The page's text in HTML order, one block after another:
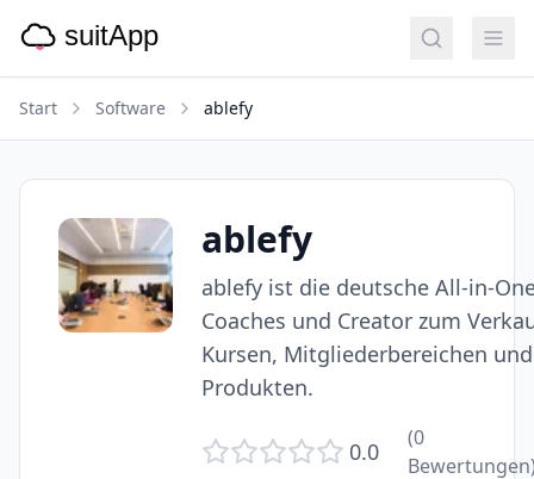
Start Software ablefy
ablefy
ablefy ist die deutsche All-in-
Coaches und Creator zum
Kursen, Mitgliederbereichen
Produkten.
0.0 (0